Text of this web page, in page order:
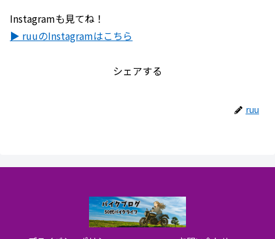
Instagramも見てね！
▶ ruuのInstagramはこちら
シェアする
ruu